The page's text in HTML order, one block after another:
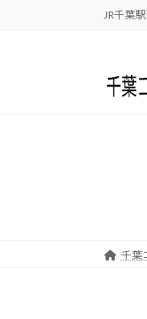
JR千葉
千葉